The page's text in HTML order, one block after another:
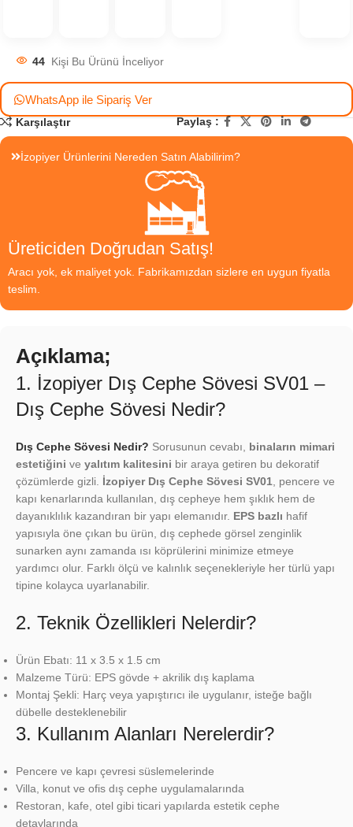
44 Kişi Bu Ürünü İnceliyor
WhatsApp ile Sipariş Ver
Karşılaştır Paylaş :
İzopiyer Ürünlerini Nereden Satın Alabilirim?
Üreticiden Doğrudan Satış!
Aracı yok, ek maliyet yok. Fabrikamızdan sizlere en uygun fiyatla
teslim.
Açıklama;
1. İzopiyer Dış Cephe Sövesi SV01 –
Dış Cephe Sövesi Nedir?
Dış Cephe Sövesi Nedir? Sorusunun cevabı, binaların mimari
estetiğini ve yalıtım kalitesini bir araya getiren bu dekoratif
çözümlerde gizli. İzopiyer Dış Cephe Sövesi SV01 , pencere ve
kapı kenarlarında kullanılan, dış cepheye hem şıklık hem de
dayanıklılık kazandıran bir yapı elemanıdır. EPS bazlı hafif
yapısıyla öne çıkan bu ürün, dış cephede görsel zenginlik
sunarken aynı zamanda ısı köprülerini minimize etmeye
yardımcı olur. Farklı ölçü ve kalınlık seçenekleriyle her türlü yapı
tipine kolayca uyarlanabilir.
2. Teknik Özellikleri Nelerdir?
Ürün Ebatı: 11 x 3.5 x 1.5 cm
Malzeme Türü: EPS gövde + akrilik dış kaplama
Montaj Şekli: Harç veya yapıştırıcı ile uygulanır, isteğe bağlı
dübelle desteklenebilir
3. Kullanım Alanları Nerelerdir?
Pencere ve kapı çevresi süslemelerinde
Villa, konut ve ofis dış cephe uygulamalarında
Restoran, kafe, otel gibi ticari yapılarda estetik cephe
detaylarında